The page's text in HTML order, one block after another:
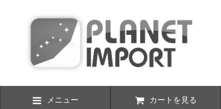
メニュー カートを見る